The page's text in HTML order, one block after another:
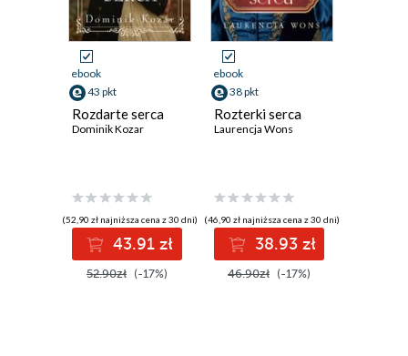
ebook
43 pkt
Rozdarte serca
Dominik Kozar
(52,90 zł najniższa cena z 30 dni)
43.91 zł
52.90zł (-17%)
ebook
38 pkt
Rozterki serca
Laurencja Wons
(46,90 zł najniższa cena z 30 dni)
38.93 zł
46.90zł (-17%)